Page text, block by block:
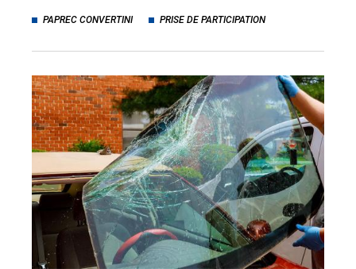
PAPREC CONVERTINI PRISE DE PARTICIPATION